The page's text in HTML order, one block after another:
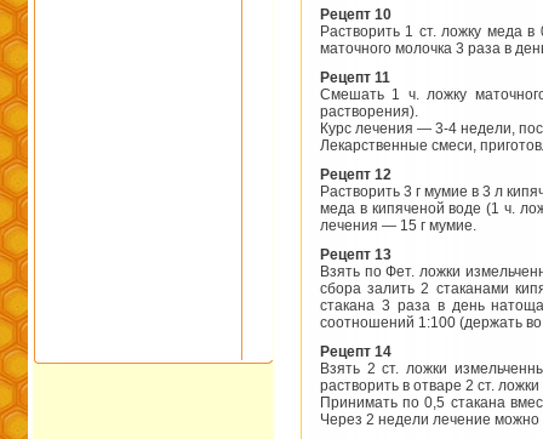
Рецепт 10
Растворить 1 ст. ложку меда
маточного молоч­ка 3 раза в
Рецепт 11
Смешать 1 ч. ложку
растворения).
Курс лечения — 3-4 недели,
Лекарственные смеси,
Рецепт 12
Растворить 3 г мумие в 3 л
меда в кипяченой воде (1 ч.
лечения — 15 г мумие.
Рецепт 13
Взять по Фет. ложки
сбора залить 2 стаканами
стакана 3 раза в день
соотношений 1:100 (держать
Рецепт 14
Взять 2 ст. ложки
растворить в отваре 2 ст.
Принимать по 0,5 стакана
Через 2 недели лечение можно